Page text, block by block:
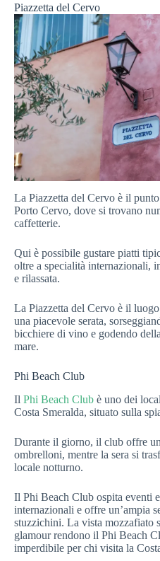
Piazzetta del Cervo
La Piazzetta del Cervo è il
Porto Cervo, dove si trovano
caffetterie.
Qui è possibile gustare piatti
oltre a specialità internazionali,
e rilassata.
La Piazzetta del Cervo è il
una piacevole serata,
bicchiere di vino e godendo
mare.
Phi Beach Club
Il Phi Beach Club è uno dei
Costa Smeralda, situato sulla
Durante il giorno, il club offre
ombrelloni, mentre la sera si
locale notturno.
Il Phi Beach Club ospita eventi
internazionali e offre un’ampia
stuzzichini. La vista mozzafiato
glamour rendono il Phi Beach
imperdibile per chi visita la